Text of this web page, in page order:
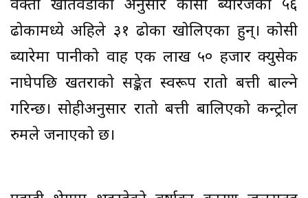
प्रवक्ता खतिवडाका अनुसार कोसी ब्यारेजका ५६
ढोकामध्ये अहिले ३१ ढोका खोलिएका हुन्। कोसी
ब्यारेमा पानीको प्रवाह एक लाख ५० हजार क्युसेक
नाघेपछि खतराको सङ्केत स्वरूप रातो बत्ती बाल्ने
गरिन्छ। सोहीअनुसार रातो बत्ती बालिएको कन्ट्रोल
रुमले जनाएको छ।